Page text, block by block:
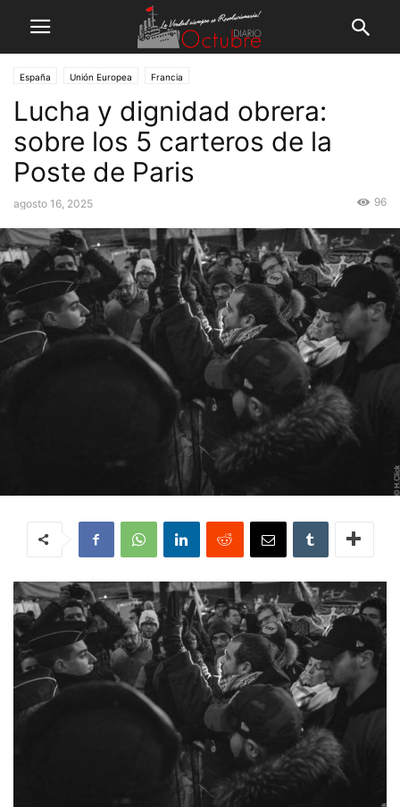
España Unión Europea Francia
Lucha y dignidad obrera:
sobre los 5 carteros de la
Poste de Paris
agosto 16, 2025 96